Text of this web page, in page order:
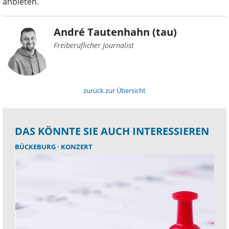
André Tautenhahn (tau)
Freiberuflicher Journalist
zurück zur Übersicht
DAS KÖNNTE SIE AUCH INTERESSIEREN
BÜCKEBURG KONZERT